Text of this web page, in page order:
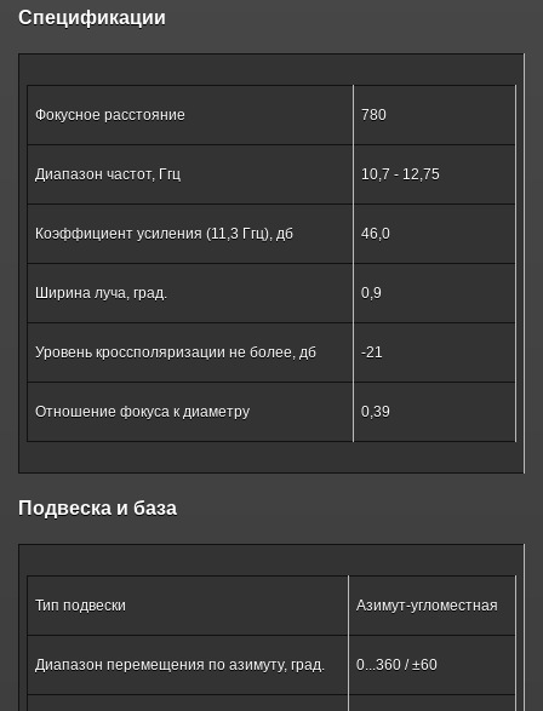
Спецификации
Фокусное расстояние 780
Диапазон частот, Ггц 10,7 - 12,75
Коэффициент усиления (11,3 Ггц), дб 46,0
Ширина луча, град. 0,9
Уровень кроссполяризации не более, дб -21
Отношение фокуса к диаметру 0,39
Подвеска и база
Тип подвески Азимут-угломестная
Диапазон перемещения по азимуту, град. 0...360 / ±60